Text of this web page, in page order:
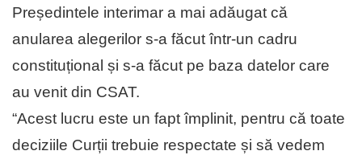
Președintele interimar a mai adăugat că
anularea alegerilor s-a făcut într-un cadru
constituțional și s-a făcut pe baza datelor care
au venit din CSAT.
“Acest lucru este un fapt împlinit, pentru că toate
deciziile Curții trebuie respectate și să vedem